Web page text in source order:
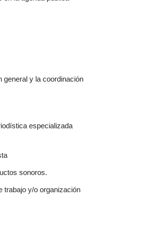
general y la coordinación
especializada
sonoros.
trabajo y/o organización